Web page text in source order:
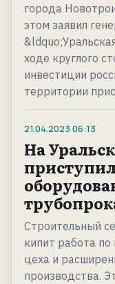
города
этом заявил
ходе круглого
инвестиции
территории
21.04.2023 06:13
На
Строительный
кипит работа
цеха и
производства.